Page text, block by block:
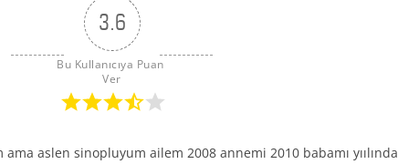
3.6
Bu Kullanıcıya Puan
Ver
aslen sinopluyum ailem 2008 annemi 2010 babamı yıılında